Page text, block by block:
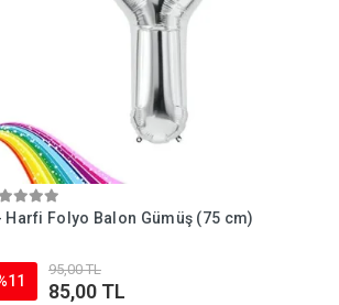
Harfi Folyo Balon Gümüş (75 cm)
95,00 TL
85,00 TL